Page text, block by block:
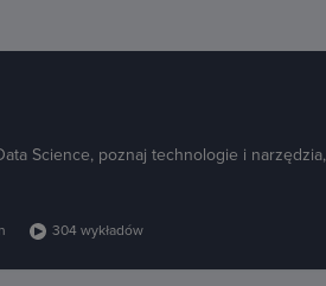
Science, poznaj technologie i
304 wykładów